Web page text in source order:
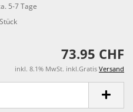
5-7 Tage
Stück
73.95 CHF
inkl. 8.1% MwSt. inkl.Gratis Versand